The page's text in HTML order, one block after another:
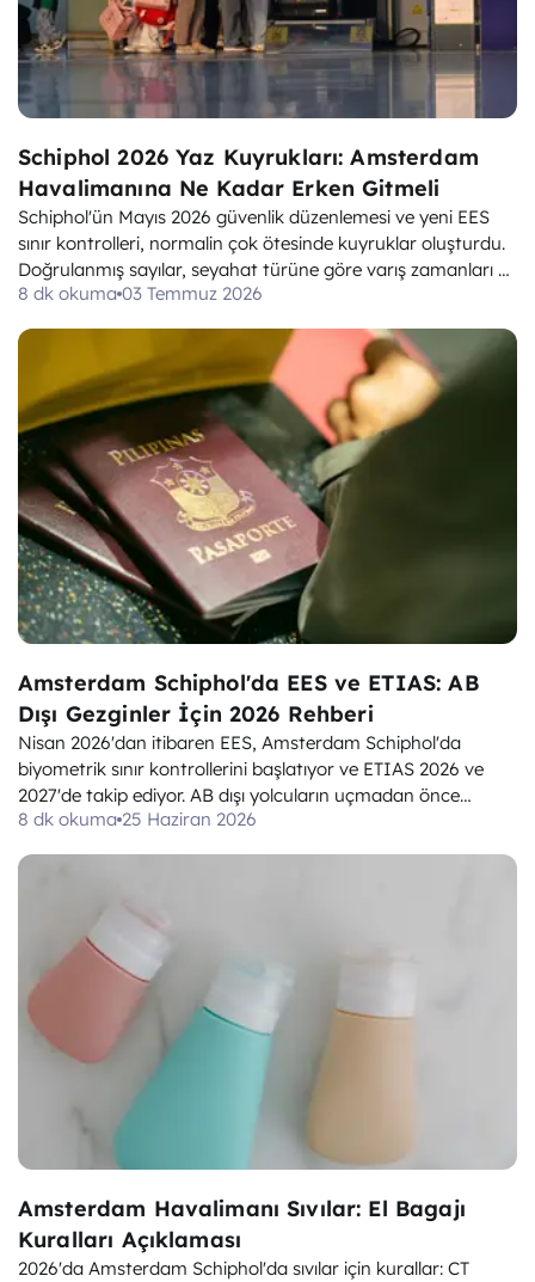
Schiphol 2026 Yaz Kuyrukları: Amsterdam
Havalimanına Ne Kadar Erken Gitmeli
Schiphol'ün Mayıs 2026 güvenlik düzenlemesi ve yeni EES
sınır kontrolleri, normalin çok ötesinde kuyruklar oluşturdu.
Doğrulanmış sayılar, seyahat türüne göre varış zamanları ve
AB261'in neleri kapsayıp neleri kapsamadığı.
8 dk okuma 03 Temmuz 2026
Amsterdam Schiphol'da EES ve ETIAS: AB
Dışı Gezginler İçin 2026 Rehberi
Nisan 2026'dan itibaren EES, Amsterdam Schiphol'da
biyometrik sınır kontrollerini başlatıyor ve ETIAS 2026 ve
2027'de takip ediyor. AB dışı yolcuların uçmadan önce
bilmeleri ve yapmaları gerekenler işte burada.
8 dk okuma 25 Haziran 2026
Amsterdam Havalimanı Sıvılar: El Bagajı
Kuralları Açıklaması
2026'da Amsterdam Schiphol'da sıvılar için kurallar: CT